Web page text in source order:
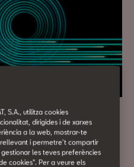
XIII
S.A., utilitza cookies
dirigides i de xarxes
a la web, mostrar-te
i permetre't compartir
les teves preferències
cookies". Per a veure els